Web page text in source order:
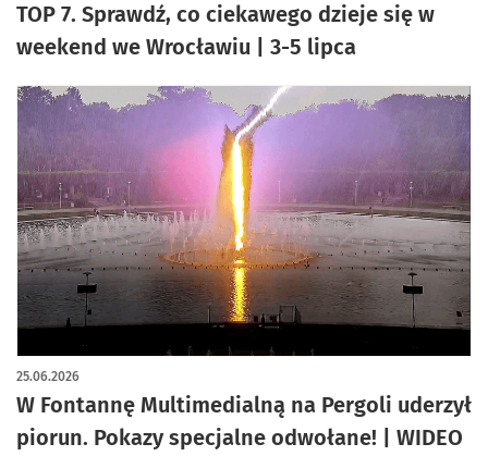
TOP 7. Sprawdź, co ciekawego dzieje się w
weekend we Wrocławiu | 3-5 lipca
W Fontannę Multimedialną na Pergoli uderzył
piorun. Pokazy specjalne odwołane! | WIDEO
25.06.2026